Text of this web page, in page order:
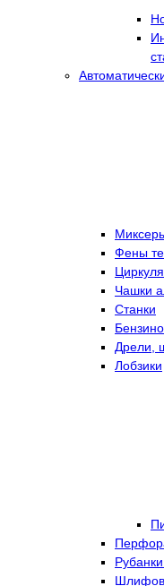
Фены
Чашки
Станки
Дрели,
Лобзики